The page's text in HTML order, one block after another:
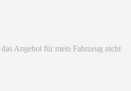
Angebot für mein Fahrzeug nicht